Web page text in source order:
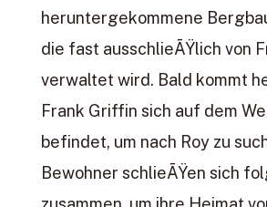
heruntergekommene
die fast ausschlieÃŸlich von
verwaltet wird. Bald kommt
Frank Griffin sich auf dem
befindet, um nach Roy zu
Bewohner schlieÃŸen sich